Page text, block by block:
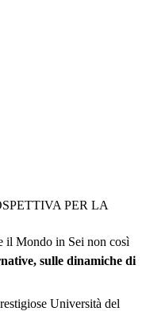
PER LA
il Mondo in Sei non così
sulle dinamiche di
Università del